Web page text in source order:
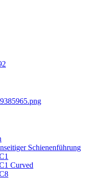
Schienenführung
Curved